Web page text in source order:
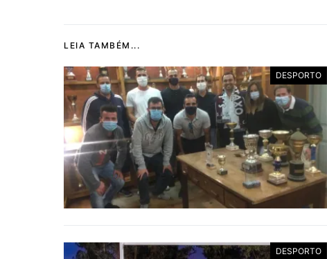
LEIA TAMBÉM...
DESPORTO
DESPORTO